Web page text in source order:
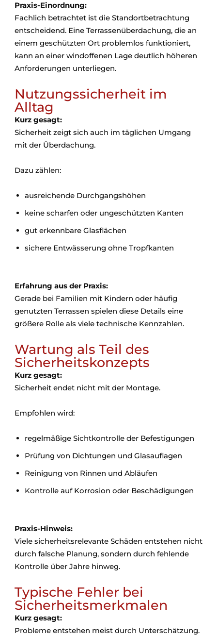
Praxis-Einordnung:
Fachlich betrachtet ist die Standortbetrachtung
entscheidend. Eine Terrassenüberdachung, die an
einem geschützten Ort problemlos funktioniert,
kann an einer windoffenen Lage deutlich höheren
Anforderungen unterliegen.
Nutzungssicherheit im
Alltag
Kurz gesagt:
Sicherheit zeigt sich auch im täglichen Umgang
mit der Überdachung.
Dazu zählen:
ausreichende Durchgangshöhen
keine scharfen oder ungeschützten Kanten
gut erkennbare Glasflächen
sichere Entwässerung ohne Tropfkanten
Erfahrung aus der Praxis:
Gerade bei Familien mit Kindern oder häufig
genutzten Terrassen spielen diese Details eine
größere Rolle als viele technische Kennzahlen.
Wartung als Teil des
Sicherheitskonzepts
Kurz gesagt:
Sicherheit endet nicht mit der Montage.
Empfohlen wird:
regelmäßige Sichtkontrolle der Befestigungen
Prüfung von Dichtungen und Glasauflagen
Reinigung von Rinnen und Abläufen
Kontrolle auf Korrosion oder Beschädigungen
Praxis-Hinweis:
Viele sicherheitsrelevante Schäden entstehen nicht
durch falsche Planung, sondern durch fehlende
Kontrolle über Jahre hinweg.
Typische Fehler bei
Sicherheitsmerkmalen
Kurz gesagt:
Probleme entstehen meist durch Unterschätzung.